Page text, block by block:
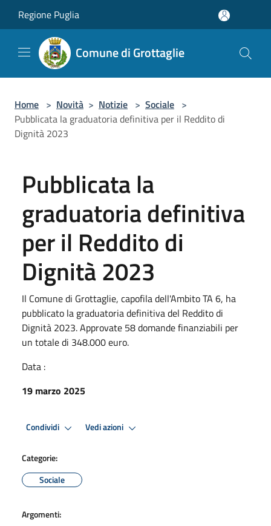
Regione Puglia
Comune di Grottaglie
Home > Novità > Notizie > Sociale >
Pubblicata la graduatoria definitiva per il Reddito di
Dignità 2023
Pubblicata la
graduatoria definitiva
per il Reddito di
Dignità 2023
Il Comune di Grottaglie, capofila dell'Ambito TA 6, ha
pubblicato la graduatoria definitiva del Reddito di
Dignità 2023. Approvate 58 domande finanziabili per
un totale di 348.000 euro.
Data :
19 marzo 2025
Condividi Vedi azioni
Categorie:
Sociale
Argomenti: